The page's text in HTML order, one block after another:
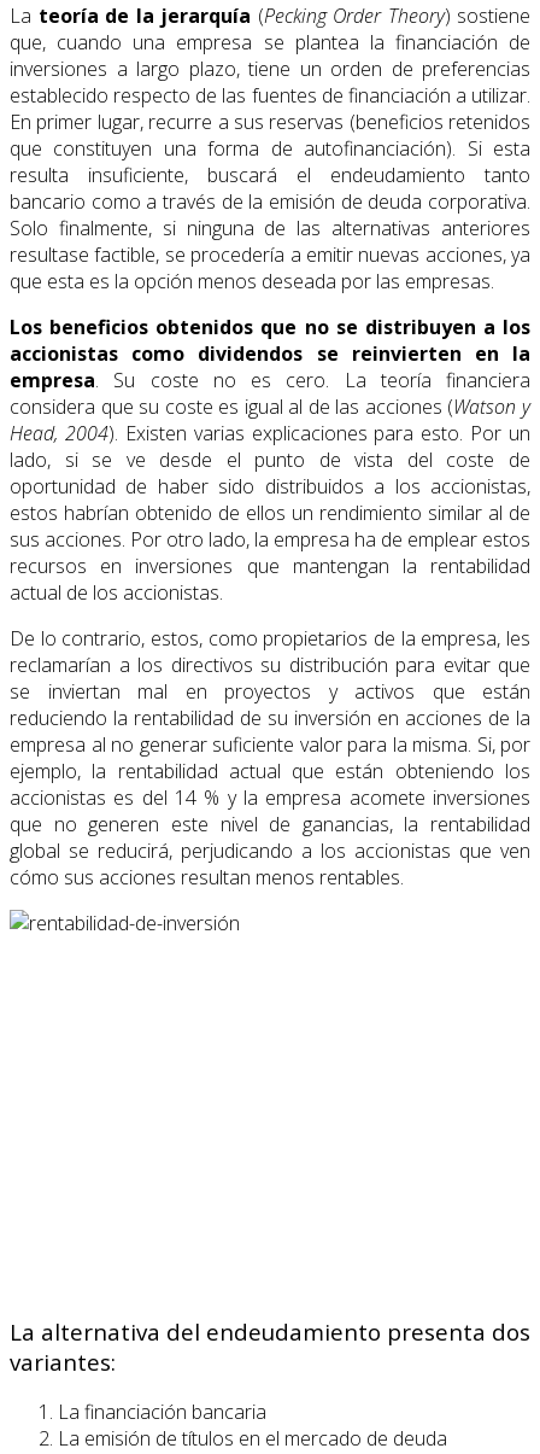
La teoría de la jerarquía (Pecking Order Theory) sostiene
que, cuando una empresa se plantea la financiación de
inversiones a largo plazo, tiene un orden de preferencias
establecido respecto de las fuentes de financiación a utilizar.
En primer lugar, recurre a sus reservas (beneficios retenidos
que constituyen una forma de autofinanciación). Si esta
resulta insuficiente, buscará el endeudamiento tanto
bancario como a través de la emisión de deuda corporativa.
Solo finalmente, si ninguna de las alternativas anteriores
resultase factible, se procedería a emitir nuevas acciones, ya
que esta es la opción menos deseada por las empresas.
Los beneficios obtenidos que no se distribuyen a los
accionistas como dividendos se reinvierten en la
empresa. Su coste no es cero. La teoría financiera
considera que su coste es igual al de las acciones (Watson y
Head, 2004). Existen varias explicaciones para esto. Por un
lado, si se ve desde el punto de vista del coste de
oportunidad de haber sido distribuidos a los accionistas,
estos habrían obtenido de ellos un rendimiento similar al de
sus acciones. Por otro lado, la empresa ha de emplear estos
recursos en inversiones que mantengan la rentabilidad
actual de los accionistas.
De lo contrario, estos, como propietarios de la empresa, les
reclamarían a los directivos su distribución para evitar que
se inviertan mal en proyectos y activos que están
reduciendo la rentabilidad de su inversión en acciones de la
empresa al no generar suficiente valor para la misma. Si, por
ejemplo, la rentabilidad actual que están obteniendo los
accionistas es del 14 % y la empresa acomete inversiones
que no generen este nivel de ganancias, la rentabilidad
global se reducirá, perjudicando a los accionistas que ven
cómo sus acciones resultan menos rentables.
La alternativa del endeudamiento presenta dos
variantes:
La financiación bancaria
La emisión de títulos en el mercado de deuda